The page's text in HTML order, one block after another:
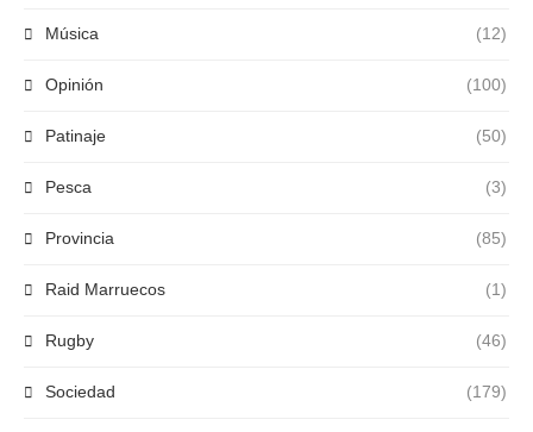
Música (12)
Opinión (100)
Patinaje (50)
Pesca (3)
Provincia (85)
Raid Marruecos (1)
Rugby (46)
Sociedad (179)